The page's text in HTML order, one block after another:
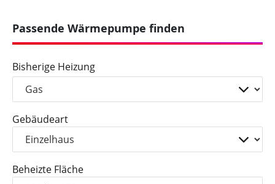
Passende Wärmepumpe finden
Bisherige Heizung
Gebäudeart
Beheizte Fläche